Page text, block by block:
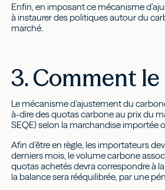
Enfin, en imposant ce mécanisme
à instaurer des politiques autour du
marché.
3. Comment
Le mécanisme d’ajustement du
à-dire des quotas carbone au prix du
SEQE) selon la marchandise importée
Afin d’être en règle, les importateurs
derniers mois, le volume carbone
quotas achetés devra correspondre à
la balance sera rééquilibrée, par une